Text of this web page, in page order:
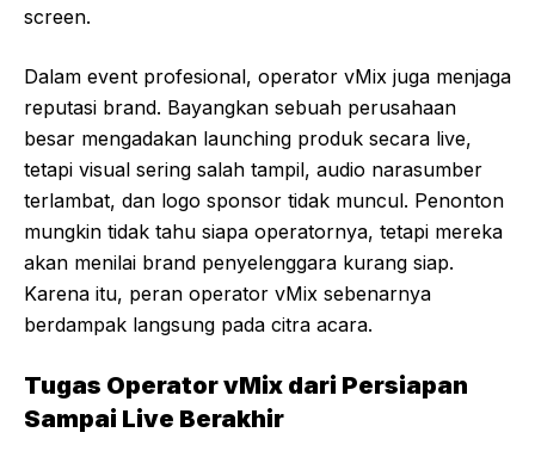
screen.
Dalam event profesional, operator vMix juga menjaga
reputasi brand. Bayangkan sebuah perusahaan
besar mengadakan launching produk secara live,
tetapi visual sering salah tampil, audio narasumber
terlambat, dan logo sponsor tidak muncul. Penonton
mungkin tidak tahu siapa operatornya, tetapi mereka
akan menilai brand penyelenggara kurang siap.
Karena itu, peran operator vMix sebenarnya
berdampak langsung pada citra acara.
Tugas Operator vMix dari Persiapan
Sampai Live Berakhir